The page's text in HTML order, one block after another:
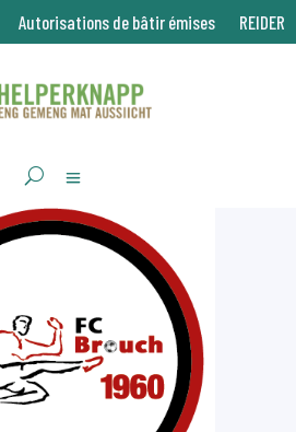
Autorisations de bâtir émises REIDER